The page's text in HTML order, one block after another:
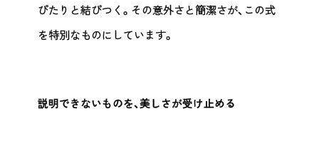
ぴたりと結びつく。その意外さと簡潔さが、この式
を特別なものにしています。
説明できないものを、美しさが受け止める